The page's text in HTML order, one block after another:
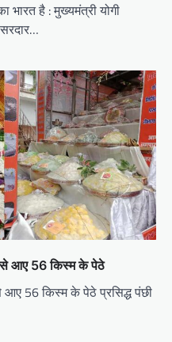
है : मुख्यमंत्री योगी
से आए 56 किस्म के पेठे
आए 56 किस्म के पेठे प्रसिद्ध पंछी